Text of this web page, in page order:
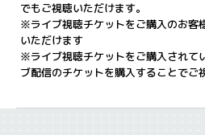
でもご視聴いただけます。
※ライブ視聴チケットをご購入のお客
いただけます
※ライブ視聴チケットをご購入されて
ブ配信のチケットを購入することでご